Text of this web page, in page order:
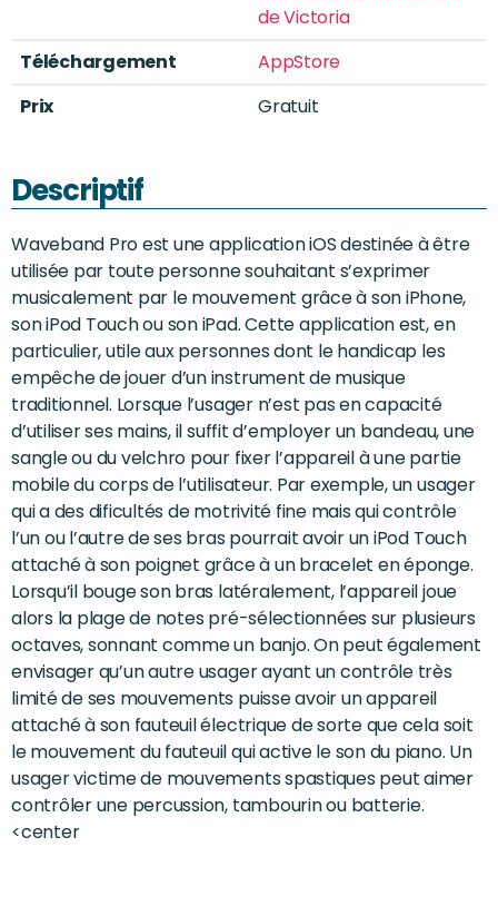
de Victoria
Téléchargement
AppStore
Prix
Gratuit
Descriptif
Waveband Pro est une application iOS destinée à être
utilisée par toute personne souhaitant s’exprimer
musicalement par le mouvement grâce à son iPhone,
son iPod Touch ou son iPad. Cette application est, en
particulier, utile aux personnes dont le handicap les
empêche de jouer d’un instrument de musique
traditionnel. Lorsque l’usager n’est pas en capacité
d’utiliser ses mains, il suffit d’employer un bandeau, une
sangle ou du velchro pour fixer l’appareil à une partie
mobile du corps de l’utilisateur. Par exemple, un usager
qui a des dificultés de motrivité fine mais qui contrôle
l’un ou l’autre de ses bras pourrait avoir un iPod Touch
attaché à son poignet grâce à un bracelet en éponge.
Lorsqu’il bouge son bras latéralement, l’appareil joue
alors la plage de notes pré-sélectionnées sur plusieurs
octaves, sonnant comme un banjo. On peut également
envisager qu’un autre usager ayant un contrôle très
limité de ses mouvements puisse avoir un appareil
attaché à son fauteuil électrique de sorte que cela soit
le mouvement du fauteuil qui active le son du piano. Un
usager victime de mouvements spastiques peut aimer
contrôler une percussion, tambourin ou batterie.
<center